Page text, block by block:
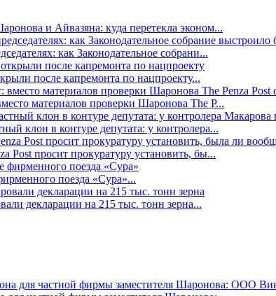
и Айвазяна: куда перетекла эконом...
как Законодательное собрани...
после капремонта по нацпроекту...
материалов проверки Шаронова The P...
клон в контуре депутата: у контролера...
Post просит прокуратуру установить, бы...
поезда «Сура»...
декларации на 215 тыс. тонн зерна...